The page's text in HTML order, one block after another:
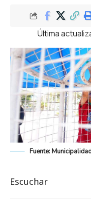
Última
Fuente:
Escuchar